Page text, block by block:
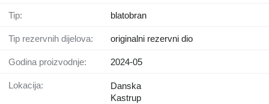
Tip: blatobran
Tip rezervnih dijelova: originalni rezervni dio
Godina proizvodnje: 2024-05
Lokacija:
Danska
Kastrup